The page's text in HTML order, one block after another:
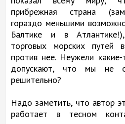
прибрежная страна
гораздо меньшими
Балтике и в
торговых морских путей
против нее. Неужели
допускают, что мы не
решительно?
Надо заметить, что автор
работает в тесном